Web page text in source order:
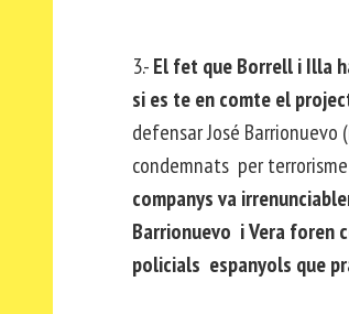
3.-El fet que Borrell i Illa
si es te en comte el
defensar José
condemnats per
companys va
Barrionuevo i Vera foren
policials espanyols que